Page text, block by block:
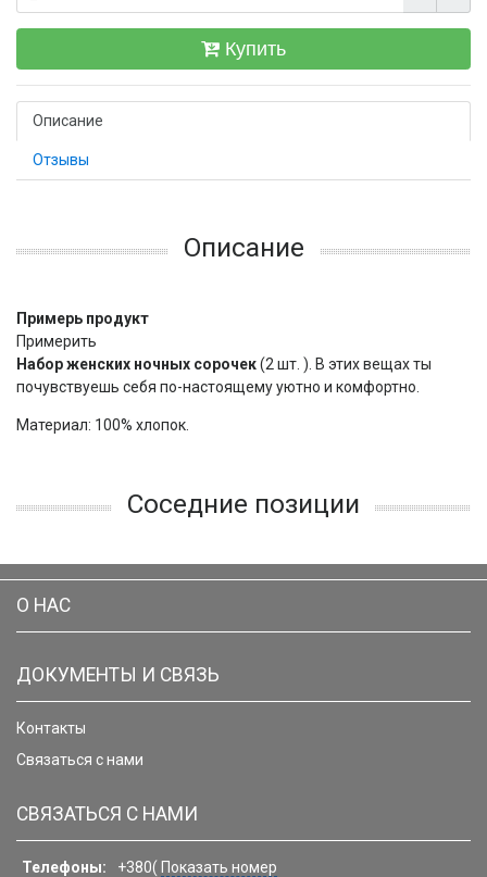
Купить
Описание
Отзывы
Описание
Примерь продукт
Примерить
Набор женских ночных сорочек(2 шт. ). В этих вещах ты
почувствуешь себя по-настоящему уютно и комфортно.
Материал: 100% хлопок.
Соседние позиции
О НАС
ДОКУМЕНТЫ И СВЯЗЬ
Контакты
Связаться с нами
СВЯЗАТЬСЯ С НАМИ
Телефоны: +380( Показать номер